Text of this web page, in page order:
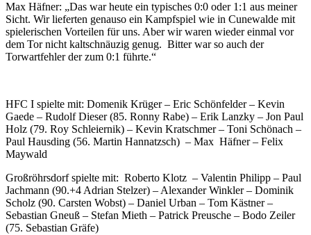
Max Häfner: „Das war heute ein typisches 0:0 oder 1:1 aus meiner
Sicht. Wir lieferten genauso ein Kampfspiel wie in Cunewalde mit
spielerischen Vorteilen für uns. Aber wir waren wieder einmal vor
dem Tor nicht kaltschnäuzig genug. Bitter war so auch der
Torwartfehler der zum 0:1 führte.“
HFC I spielte mit: Domenik Krüger – Eric Schönfelder – Kevin
Gaede – Rudolf Dieser (85. Ronny Rabe) – Erik Lanzky – Jon Paul
Holz (79. Roy Schleiernik) – Kevin Kratschmer – Toni Schönach –
Paul Hausding (56. Martin Hannatzsch) – Max Häfner – Felix
Maywald
Großröhrsdorf spielte mit: Roberto Klotz – Valentin Philipp – Paul
Jachmann (90.+4 Adrian Stelzer) – Alexander Winkler – Dominik
Scholz (90. Carsten Wobst) – Daniel Urban – Tom Kästner –
Sebastian Gneuß – Stefan Mieth – Patrick Preusche – Bodo Zeiler
(75. Sebastian Gräfe)